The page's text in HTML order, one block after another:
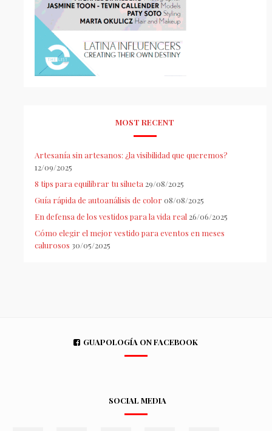
MOST RECENT
Artesanía sin artesanos: ¿la visibilidad que queremos?
12/09/2025
8 tips para equilibrar tu silueta 29/08/2025
Guía rápida de autoanálisis de color 08/08/2025
En defensa de los vestidos para la vida real 26/06/2025
Cómo elegir el mejor vestido para eventos en meses
calurosos 30/05/2025
GUAPOLOGÍA ON FACEBOOK
SOCIAL MEDIA